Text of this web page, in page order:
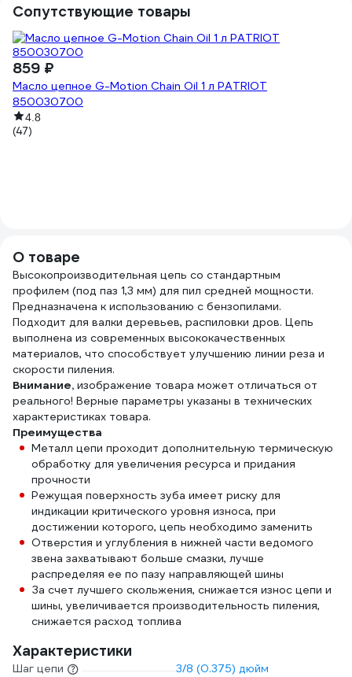
Сопутствующие товары
859 ₽
Масло цепное G-Motion Chain Oil 1 л PATRIOT
850030700
4.8
(47)
О товаре
Высокопроизводительная цепь со стандартным
профилем (под паз 1,3 мм) для пил средней мощности.
Предназначена к использованию с бензопилами.
Подходит для валки деревьев, распиловки дров. Цепь
выполнена из современных высококачественных
материалов, что способствует улучшению линии реза и
скорости пиления.
Внимание, изображение товара может отличаться от
реального! Верные параметры указаны в технических
характеристиках товара.
Преимущества
Металл цепи проходит дополнительную термическую
обработку для увеличения ресурса и придания
прочности
Режущая поверхность зуба имеет риску для
индикации критического уровня износа, при
достижении которого, цепь необходимо заменить
Отверстия и углубления в нижней части ведомого
звена захватывают больше смазки, лучше
распределяя ее по пазу направляющей шины
За счет лучшего скольжения, снижается износ цепи и
шины, увеличивается производительность пиления,
снижается расход топлива
Характеристики
Шаг цепи 3/8 (0.375) дюйм